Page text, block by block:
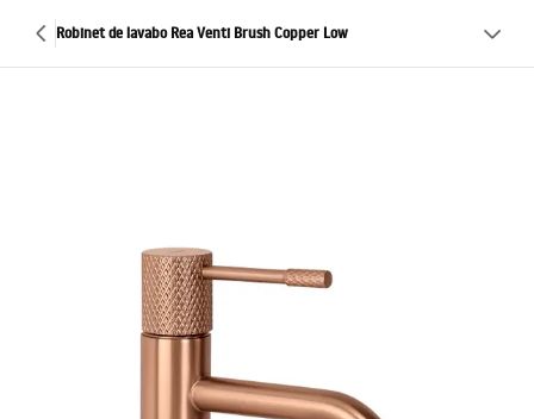
Robinet de lavabo Rea Venti Brush Copper Low